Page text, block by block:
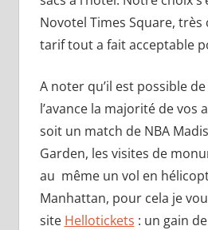
Novotel Times Square, très
tarif tout a fait acceptable
A noter qu’il est possible
l’avance la majorité de vos
soit un match de NBA
Garden, les visites de
au même un vol en
Manhattan, pour cela je
site Hellotickets : un gain